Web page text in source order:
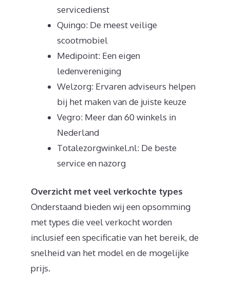
servicedienst
Quingo: De meest veilige
scootmobiel
Medipoint: Een eigen
ledenvereniging
Welzorg: Ervaren adviseurs helpen
bij het maken van de juiste keuze
Vegro: Meer dan 60 winkels in
Nederland
Totalezorgwinkel.nl: De beste
service en nazorg
Overzicht met veel verkochte types
Onderstaand bieden wij een opsomming
met types die veel verkocht worden
inclusief een specificatie van het bereik, de
snelheid van het model en de mogelijke
prijs.